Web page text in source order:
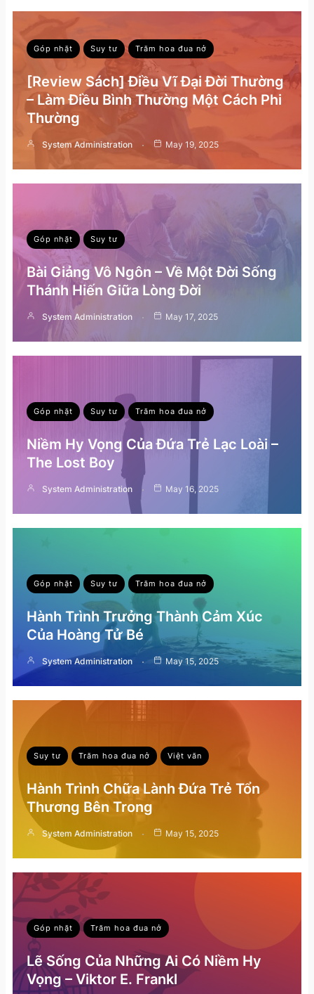
Góp nhặt Suy tư Trăm hoa đua nở
[Review Sách] Điều Vĩ Đại Đời Thường
– Làm Điều Bình Thường Một Cách Phi
Thường
System Administration May 19, 2025
Góp nhặt Suy tư
Bài Giảng Vô Ngôn – Về Một Đời Sống
Thánh Hiến Giữa Lòng Đời
System Administration May 17, 2025
Góp nhặt Suy tư Trăm hoa đua nở
Niềm Hy Vọng Của Đứa Trẻ Lạc Loài –
The Lost Boy
System Administration May 16, 2025
Góp nhặt Suy tư Trăm hoa đua nở
Hành Trình Trưởng Thành Cảm Xúc
Của Hoàng Tử Bé
System Administration May 15, 2025
Suy tư Trăm hoa đua nở Việt văn
Hành Trình Chữa Lành Đứa Trẻ Tổn
Thương Bên Trong
System Administration May 15, 2025
Góp nhặt Trăm hoa đua nở
Lẽ Sống Của Những Ai Có Niềm Hy
Vọng – Viktor E. Frankl